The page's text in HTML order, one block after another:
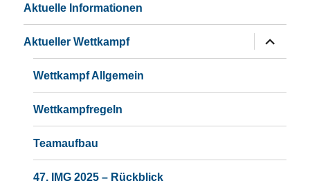
Aktuelle Informationen
Aktueller Wettkampf
öffnen
Wettkampf Allgemein
Wettkampfregeln
Teamaufbau
47. IMG 2025 – Rückblick